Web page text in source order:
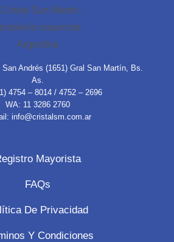
Andrés (1651) Gral San Martín, Bs.
As.
4754 – 8014 / 4752 – 2696
WA: 11 3286 2760
info@cristalsm.com.ar
Mayorista
FAQs
De Privacidad
Y Condiciones